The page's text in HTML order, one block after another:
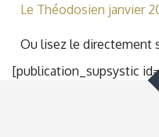
Le Théodosien janvier
Ou lisez le directement
[publication_supsystic